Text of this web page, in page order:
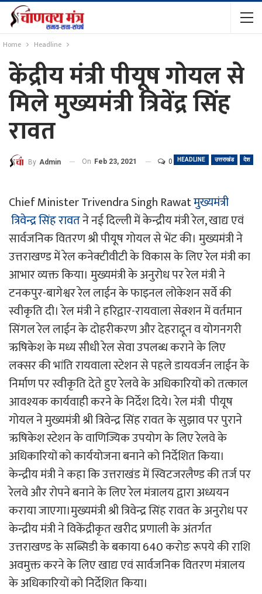
Home Headline
केंद्रीय मंत्री पीयूष गोयल से
मिले मुख्यमंत्री त्रिवेंद्र सिंह
रावत
HEADLINE उत्तराखंड देश
By Admin On Feb 23, 2021 0
Chief Minister Trivendra Singh Rawatमुख्यमंत्री
त्रिवेन्द्र सिंह रावतने नई दिल्ली में केन्द्रीय मंत्री रेल, खाद्य एवं
सार्वजनिक वितरण श्री पीयूष गोयल से भेंट की। मुख्यमंत्री ने
उत्तराखण्ड में रेल कनेक्टीवीटी के विकास के लिए रेल मंत्री का
आभार व्यक्त किया। मुख्यमंत्री के अनुरोध पर रेल मंत्री ने
टनकपुर-बागेश्वर रेल लाईन के फाइनल लोकेशन सर्वे की
स्वीकृति दी। रेल मंत्री ने हरिद्वार-रायवाला सेक्शन में वर्तमान
सिंगल रेल लाईन के दोहरीकरण और देहरादून व योगनगरी
ऋषिकेश के मध्य सीधी रेल सेवा उपलब्ध कराने के लिए
लक्सर की भांति रायवाला स्टेशन से पहले डायवर्जन लाईन के
निर्माण पर स्वीकृति देते हुए रेलवे के अधिकारियों को तत्काल
आवश्यक कार्यवाही करने के निर्देश दिये। रेल मंत्री पीयूष
गोयल ने मुख्यमंत्री श्री त्रिवेन्द्र सिंह रावत के सुझाव पर पुराने
ऋषिकेश स्टेशन के वाणिज्यिक उपयोग के लिए रेलवे के
अधिकारियों को कार्ययोजना बनाने को निर्देशित किया।
केन्द्रीय मंत्री ने कहा कि उत्तराखंड में स्विटजरलैण्ड की तर्ज पर
रेलवे और रोपने बनाने के लिए रेल मंत्रालय द्वारा अध्ययन
कराया जाएगा।मुख्यमंत्री श्री त्रिवेन्द्र सिंह रावत के अनुरोध पर
केन्द्रीय मंत्री ने विकेंद्रीकृत खरीद प्रणाली के अंतर्गत
उत्तराखण्ड के सब्सिडी के बकाया 640 करोङ रूपये की राशि
अवमुक्त करने के लिए खाद्य एवं सार्वजनिक वितरण मंत्रालय
के अधिकारियों को निर्देशित किया।